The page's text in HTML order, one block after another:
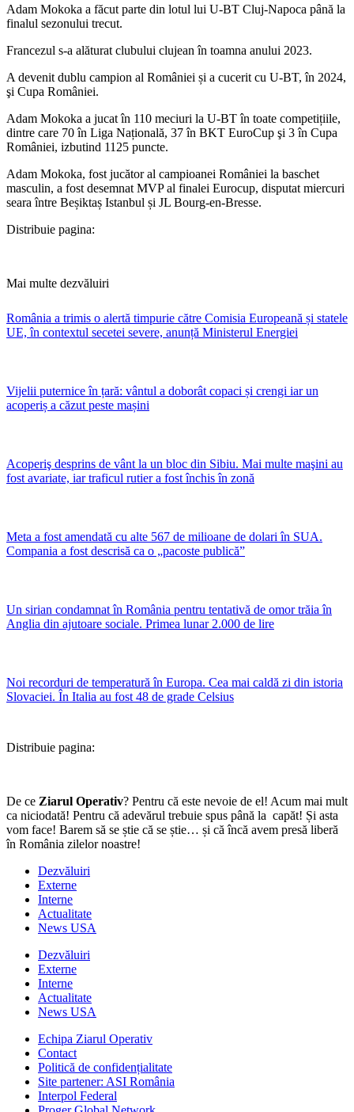
Adam Mokoka a făcut parte din lotul lui U-BT Cluj-Napoca până la
finalul sezonului trecut.
Francezul s-a alăturat clubului clujean în toamna anului 2023.
A devenit dublu campion al României și a cucerit cu U-BT, în 2024,
şi Cupa României.
Adam Mokoka a jucat în 110 meciuri la U-BT în toate competițiile,
dintre care 70 în Liga Națională, 37 în BKT EuroCup şi 3 în Cupa
României, izbutind 1125 puncte.
​Adam Mokoka, fost jucător al campioanei României la baschet
masculin, a fost desemnat MVP al finalei Eurocup, disputat miercuri
seara între Beșiktaș Istanbul și JL Bourg-en-Bresse.
Distribuie pagina:
Mai multe dezvăluiri
România a trimis o alertă timpurie către Comisia Europeană și statele
UE, în contextul secetei severe, anunță Ministerul Energiei
Vijelii puternice în țară: vântul a doborât copaci și crengi iar un
acoperiș a căzut peste mașini
Acoperiş desprins de vânt la un bloc din Sibiu. Mai multe maşini au
fost avariate, iar traficul rutier a fost închis în zonă
Meta a fost amendată cu alte 567 de milioane de dolari în SUA.
Compania a fost descrisă ca o „pacoste publică”
Un sirian condamnat în România pentru tentativă de omor trăia în
Anglia din ajutoare sociale. Primea lunar 2.000 de lire
Noi recorduri de temperatură în Europa. Cea mai caldă zi din istoria
Slovaciei. În Italia au fost 48 de grade Celsius
Distribuie pagina:
De ce Ziarul Operativ? Pentru că este nevoie de el! Acum mai mult
ca niciodată! Pentru că adevărul trebuie spus până la capăt! Și asta
vom face! Barem să se știe că se știe… și că încă avem presă liberă
în România zilelor noastre!
Dezvăluiri
Externe
Interne
Actualitate
News USA
Dezvăluiri
Externe
Interne
Actualitate
News USA
Echipa Ziarul Operativ
Contact
Politică de confidențialitate
Site partener: ASI România
Interpol Federal